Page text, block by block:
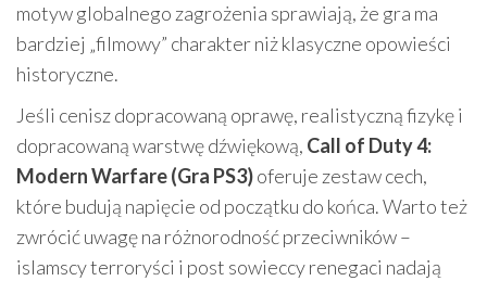
motyw globalnego zagrożenia sprawiają, że gra ma
bardziej „filmowy” charakter niż klasyczne opowieści
historyczne.
Jeśli cenisz dopracowaną oprawę, realistyczną fizykę i
dopracowaną warstwę dźwiękową, Call of Duty 4:
Modern Warfare (Gra PS3)oferuje zestaw cech,
które budują napięcie od początku do końca. Warto też
zwrócić uwagę na różnorodność przeciwników –
islamscy terroryści i post sowieccy renegaci nadają